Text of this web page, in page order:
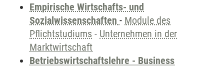
Empirische Wirtschafts- und
Sozialwissenschaften - Module des
Pflichtstudiums - Unternehmen in der
Marktwirtschaft
Betriebswirtschaftslehre - Business